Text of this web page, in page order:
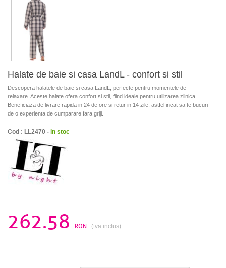
Halate de baie si casa LandL - confort si stil
Descopera halatele de baie si casa LandL, perfecte pentru momentele de
relaxare. Aceste halate ofera confort si stil, fiind ideale pentru utilizarea zilnica.
Beneficiaza de livrare rapida in 24 de ore si retur in 14 zile, astfel incat sa te bucuri
de o experienta de cumparare fara griji.
Cod : LL2470 - in stoc
262.58 RON (tva inclus)